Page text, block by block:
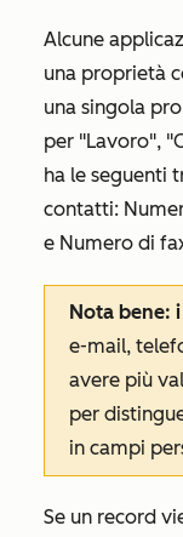
Alcune
una proprietà
una singola
per "Lavoro",
ha le seguenti
contatti:
e Numero di
Nota bene: i
e-mail,
avere più
per
in campi
Se un record